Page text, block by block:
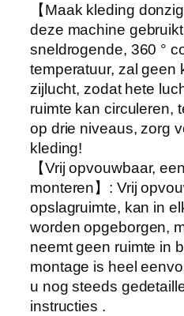
o
g
e
r
m
e
t
i
t
s
c
h
a
k
【Maak kleding
deze machine
sneldrogende, 360 °
temperatuur, zal geen
zijlucht, zodat hete
ruimte kan circuleren,
op drie niveaus, zorg
kleding!
【Vrij opvouwbaar,
monteren】: Vrij
opslagruimte, kan in
worden opgeborgen,
neemt geen ruimte in
montage is heel
u nog steeds
instructies .